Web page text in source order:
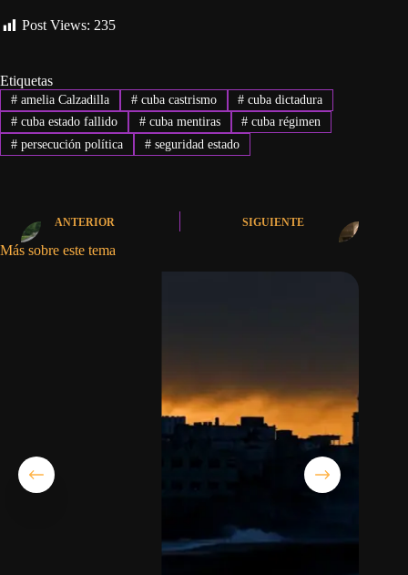
Post Views: 235
Etiquetas
#amelia Calzadilla #cuba castrismo # cuba dictadura
#cuba estado fallido #cuba mentiras # cuba régimen
#persecución política #seguridad estado
ANTERIOR SIGUIENTE
Más sobre este tema